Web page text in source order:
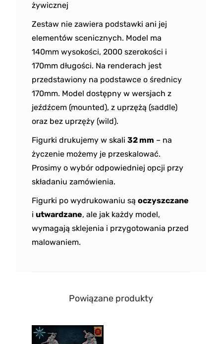
żywicznej
Zestaw nie zawiera podstawki ani jej
elementów scenicznych. Model ma
140mm wysokości, 2000 szerokości i
170mm długości. Na renderach jest
przedstawiony na podstawce o średnicy
170mm. Model dostępny w wersjach z
jeźdźcem (mounted), z uprzężą (saddle)
oraz bez uprzęży (wild).
Figurki drukujemy w skali 32 mm – na
życzenie możemy je przeskalować.
Prosimy o wybór odpowiedniej opcji przy
składaniu zamówienia.
Figurki po wydrukowaniu są oczyszczane
i utwardzane, ale jak każdy model,
wymagają sklejenia i przygotowania przed
malowaniem.
Powiązane produkty